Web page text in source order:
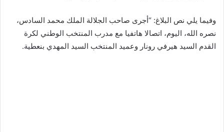
وفيما يلي نص البلاغ: “أجرى صاحب الجلالة الملك محمد السادس،
نصره الله، اليوم، اتصالا هاتفيا مع مدرب المنتخب الوطني لكرة
القدم السيد هيرفي رونار وعميد المنتخب السيد المهدي بنعطية.